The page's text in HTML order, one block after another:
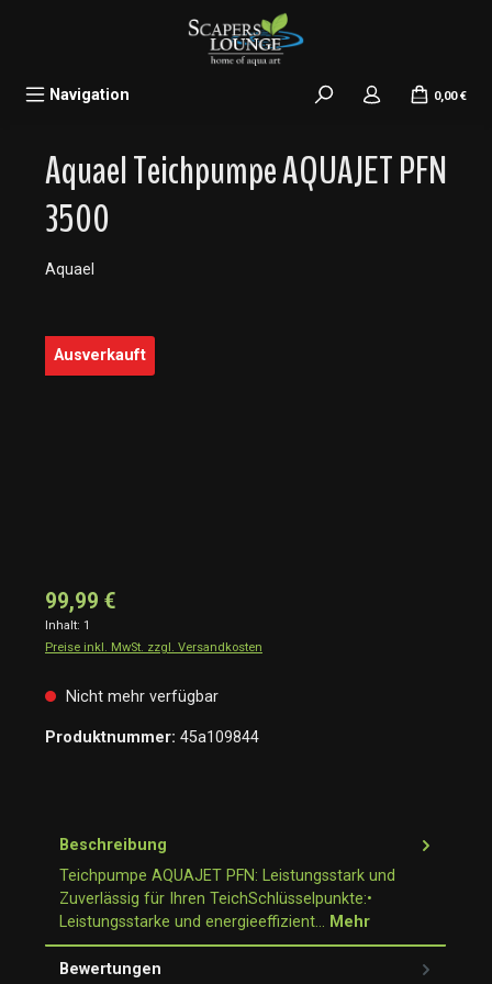
Navigation 0,00 €
Aquael Teichpumpe AQUAJET PFN
3500
Aquael
Bildergalerie überspringen
Ausverkauft
99,99 €
Inhalt: 1
Preise inkl. MwSt. zzgl. Versandkosten
Nicht mehr verfügbar
Produktnummer: 45a109844
Beschreibung
Teichpumpe AQUAJET PFN: Leistungsstark und
Zuverlässig für Ihren TeichSchlüsselpunkte:•
Leistungsstarke und energieeffizient… Mehr
Bewertungen